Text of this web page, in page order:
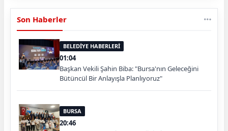
Son Haberler
BELEDİYE HABERLERİ
01:04
Başkan Vekili Şahin Biba: "Bursa'nın Geleceğini
Bütüncül Bir Anlayışla Planlıyoruz"
BURSA
20:46